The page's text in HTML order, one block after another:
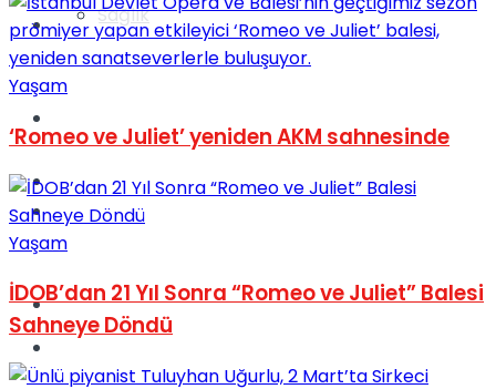
Sağlık
TV
Müzik
Tatil
Spor
Yaşam
‘Romeo ve Juliet’ yeniden AKM sahnesinde
Yaşam
İDOB’dan 21 Yıl Sonra “Romeo ve Juliet” Balesi
Sahneye Döndü